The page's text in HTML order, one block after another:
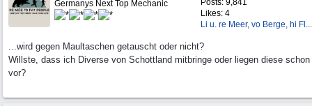
Posts: 9,841
Likes: 4
Li u. re Meer, vo Berge, hi Fl...
Germanys Next Top Mechanic
...wird gegen Maultaschen getauscht oder nicht?
Willste, dass ich Diverse von Schottland mitbringe oder liegen diese schon
vor?